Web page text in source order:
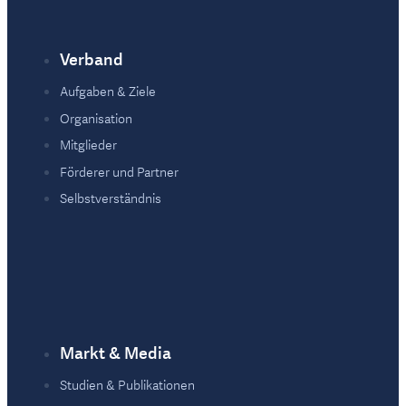
FußzeileVerband
Aufgaben & Ziele
Organisation
Mitglieder
Förderer und Partner
Selbstverständnis
Markt & Media
Studien & Publikationen